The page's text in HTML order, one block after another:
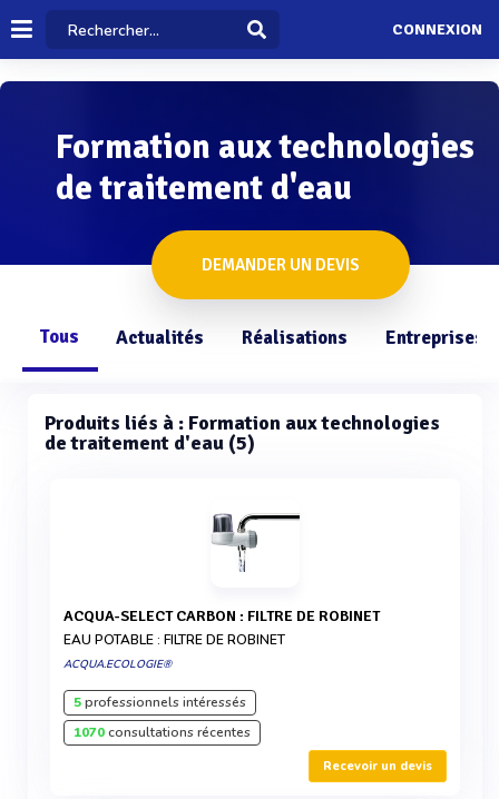
CONNEXION
Formation aux technologies
de traitement d'eau
DEMANDER UN DEVIS
Tous Actualités Réalisations Entreprises
Produits liés à : Formation aux technologies
de traitement d'eau (5)
ACQUA-SELECT CARBON : FILTRE DE ROBINET
EAU POTABLE : FILTRE DE ROBINET
ACQUA.ECOLOGIE®
5professionnels intéressés
1070consultations récentes
Recevoir un devis